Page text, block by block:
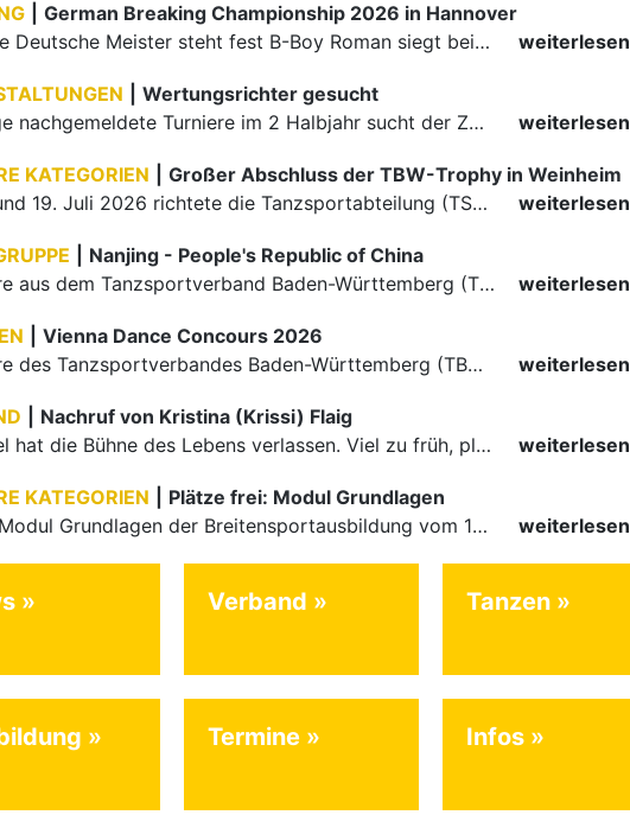
German Breaking Championship 2026 in Hannover
Der erste Deutsche Meister steht fest B-Boy Roman siegt bei den Juniors
weiterlesen
Wertungsrichter gesucht
Für einige nachgemeldete Turniere im 2 Halbjahr sucht der ZWE noch Wertungsrichter.
weiterlesen
KATEGORIEN
Großer Abschluss der TBW-Trophy in Weinheim
Am 18. und 19. Juli 2026 richtete die Tanzsportabteilung (TSA) der TSG 1862 Weinheim das Abschlussturnier der diesjährigen TBW-Trophy-Serie aus. Zum traditionellen Saisonfinale kamen rund 400 Starts über…
weiterlesen
Nanjing - People's Republic of China
Die Paare aus dem Tanzsportverband Baden-Württemberg (TBW) haben beim hochklassig besetzten WDSF GrandSlam im chinesischen Nanjing wieder einmal auf internationalem Top-Niveau geglänzt. Das…
weiterlesen
Vienna Dance Concours 2026
Die Paare des Tanzsportverbandes Baden-Württemberg (TBW) glänzten auf dem internationalen Parkett des Vienna Dance Concourse 2026 im Wiener Rathaus mit hervorragenden Platzierungen Ergebnisse unter: …
weiterlesen
Nachruf von Kristina (Krissi) Flaig
Ein Engel hat die Bühne des Lebens verlassen. Viel zu früh, plötzlich und für uns alle unfassbar, wurde unsere geliebte Kristina (Krissi) Flaig im Alter von 36 Jahren aus dem Leben gerissen. Das Tanzen…
weiterlesen
KATEGORIEN
Plätze frei: Modul Grundlagen
Für das Modul Grundlagen der Breitensportausbildung vom 10. bis 13. September an der Landessportschule Albstadt sind noch Plätze frei. Das Modul kann auch für den Lizenzerhalt (30 LE fachlich) genutzt…
weiterlesen
Verband Tanzen
Termine Infos